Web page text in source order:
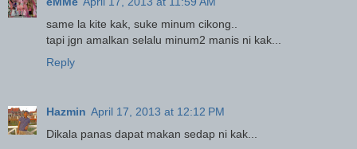
same la kite kak, suke minum cikong..
tapi jgn amalkan selalu minum2 manis ni kak...
Reply
Hazmin April 17, 2013 at 12:12 PM
Dikala panas dapat makan sedap ni kak...